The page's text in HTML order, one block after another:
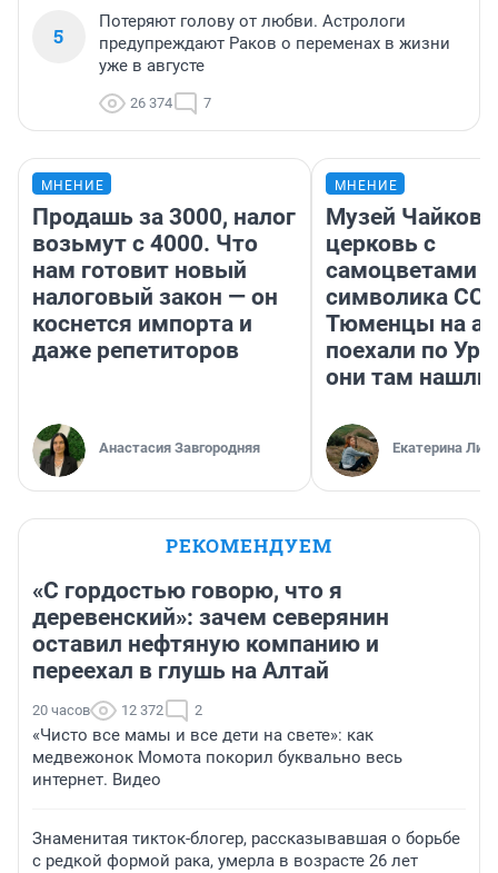
5
Потеряют голову от любви. Астрологи
предупреждают Раков о переменах в жизни
уже в августе
26 374 7
МНЕНИЕ
Продашь за 3000, налог
возьмут с 4000. Что
нам готовит новый
налоговый закон — он
коснется импорта и
даже репетиторов
Анастасия Завгородняя
МНЕНИЕ
Музей
церковь с
самоцветами
символика
Тюменцы на
поехали по
они там нашли
Екатерина
РЕКОМЕНДУЕМ
«С гордостью говорю, что я
деревенский»: зачем северянин
оставил нефтяную компанию и
переехал в глушь на Алтай
20 часов 12 372 2
«Чисто все мамы и все дети на свете»: как
медвежонок Момота покорил буквально весь
интернет. Видео
Знаменитая тикток-блогер, рассказывавшая о борьбе
с редкой формой рака, умерла в возрасте 26 лет